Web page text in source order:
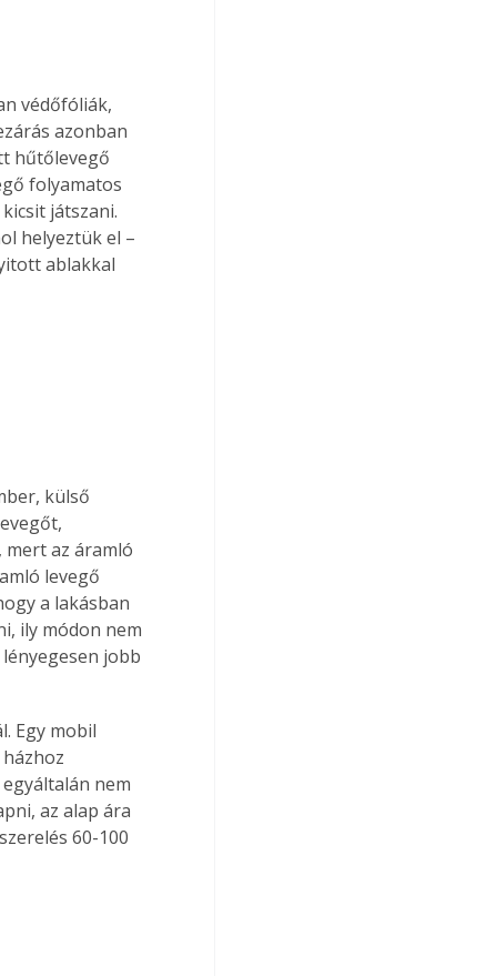
védőfóliák,
azonban
hűtőlevegő
folyamatos
játszani.
helyeztük el –
ablakkal
külső
az áramló
levegő
a lakásban
ily módon nem
jobb
Egy mobil
nem
az alap ára
60-100